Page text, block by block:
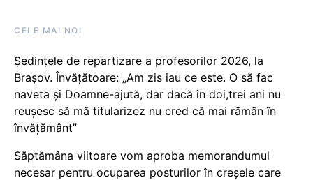
CELE MAI NOI
Ședințele de repartizare a profesorilor 2026, la
Brașov. Învățătoare: „Am zis iau ce este. O să fac
naveta și Doamne-ajută, dar dacă în doi,trei ani nu
reușesc să mă titularizez nu cred că mai rămân în
învățământ”
Săptămâna viitoare vom aproba memorandumul
necesar pentru ocuparea posturilor în creșele care